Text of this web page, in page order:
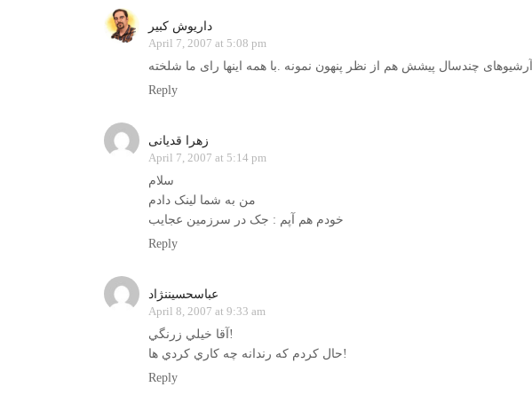
داریوش کبیر
April 7, 2007 at 5:08 pm
Reply
زهرا قدیانی
April 7, 2007 at 5:14 pm
سلام
من به شما لینک دادم
خودم هم آپم : جک در سرزمین عجایب
Reply
عباسحسيننژاد
April 8, 2007 at 9:33 am
آقا خيلي زرنگي!
حال كردم كه رندانه چه كاري كردي ها!
Reply